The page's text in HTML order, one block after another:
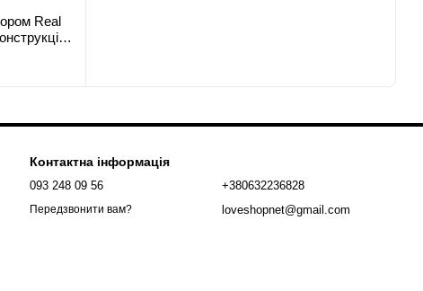
Real
Контактна інформація
093 248 09 56
Передзвонити вам?
+380632236828
loveshopnet@gmail.com